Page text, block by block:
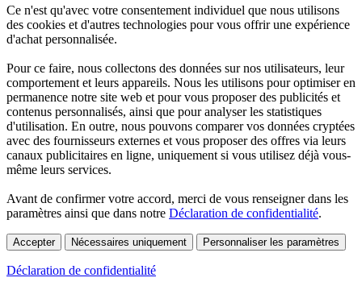
Ce n'est qu'avec votre consentement individuel que nous utilisons
des cookies et d'autres technologies pour vous offrir une expérience
d'achat personnalisée.
Pour ce faire, nous collectons des données sur nos utilisateurs, leur
comportement et leurs appareils. Nous les utilisons pour optimiser en
permanence notre site web et pour vous proposer des publicités et
contenus personnalisés, ainsi que pour analyser les statistiques
d'utilisation. En outre, nous pouvons comparer vos données cryptées
avec des fournisseurs externes et vous proposer des offres via leurs
canaux publicitaires en ligne, uniquement si vous utilisez déjà vous-
même leurs services.
Avant de confirmer votre accord, merci de vous renseigner dans les
paramètres ainsi que dans notre Déclaration de confidentialité.
Accepter Nécessaires uniquement Personnaliser les paramètres
Déclaration de confidentialité